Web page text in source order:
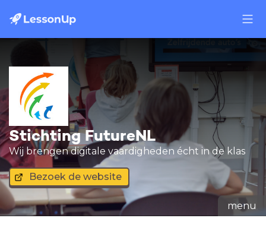
Stichting FutureNL
Wij brengen digitale vaardigheden écht in de klas
Bezoek de website
menu